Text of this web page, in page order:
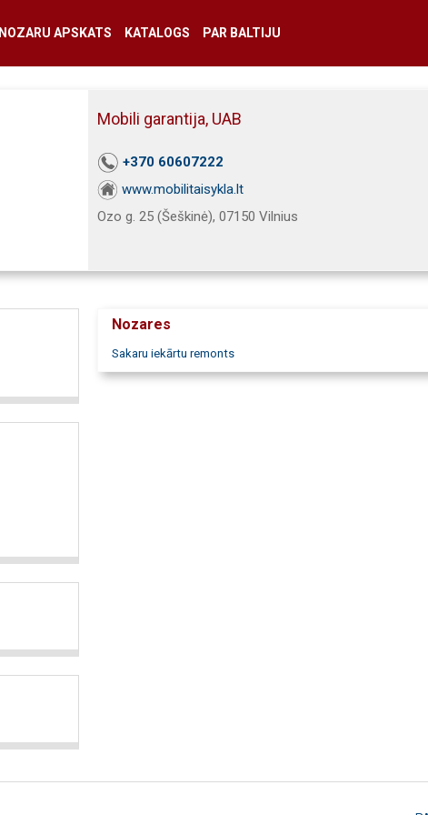
NOZARU APSKATS KATALOGS PAR BALTIJU
Mobili garantija, UAB
+370 60607222
www.mobilitaisykla.lt
Ozo g. 25 (Šeškinė), 07150 Vilnius
Nozares
Sakaru iekārtu remonts